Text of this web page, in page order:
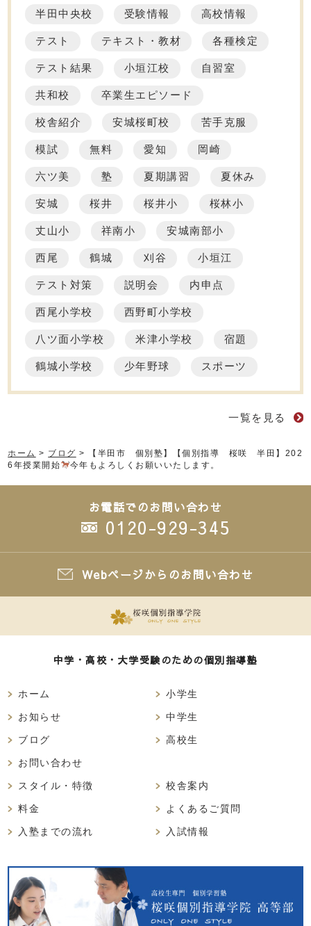
半田中央校 受験情報 高校情報
テスト テキスト・教材 各種検定
テスト結果 小垣江校 自習室
共和校 卒業生エピソード
校舎紹介 安城桜町校 苦手克服
模試 無料 愛知 岡崎
六ツ美 塾 夏期講習 夏休み
安城 桜井 桜井小 桜林小
丈山小 祥南小 安城南部小
西尾 鶴城 刈谷 小垣江
テスト対策 説明会 内申点
西尾小学校 西野町小学校
八ツ面小学校 米津小学校 宿題
鶴城小学校 少年野球 スポーツ
一覧を見る
ホーム > ブログ >
【半田市 個別塾】【個別指導 桜咲 半田】202
6年授業開始
今年もよろしくお願いいたします。
お電話でのお問い合わせ
0120-929-345
Webページからのお問い合わせ
中学・高校・大学受験のための個別指導塾
ホーム
お知らせ
ブログ
お問い合わせ
小学生
中学生
高校生
スタイル・特徴
料金
入塾までの流れ
校舎案内
よくあるご質問
入試情報